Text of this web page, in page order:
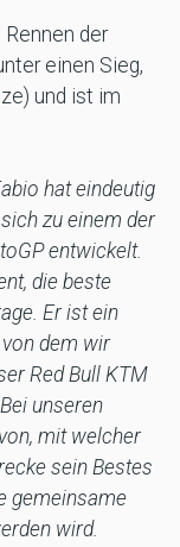
der
einen Sieg,
und ist im
hat eindeutig
zu einem der
entwickelt.
die beste
Er ist ein
dem wir
Red Bull KTM
unseren
mit welcher
sein Bestes
gemeinsame
wird.